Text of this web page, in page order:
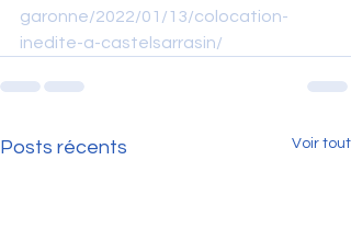
garonne/2022/01/13/colocation-
inedite-a-castelsarrasin/
Posts récents Voir tout